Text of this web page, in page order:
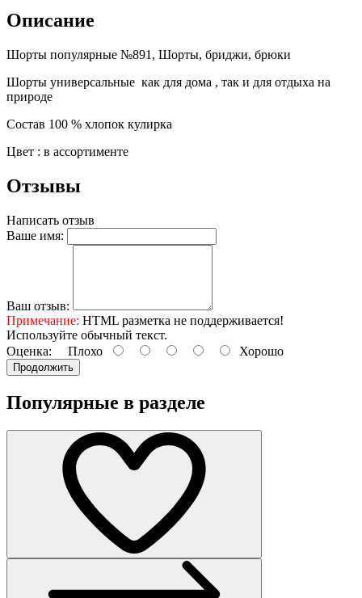
Описание
Шорты популярные №891, Шорты, бриджи, брюки
Шорты универсальные как для дома , так и для отдыха на
природе
Состав 100 % хлопок кулирка
Цвет : в ассортименте
Отзывы
Написать отзыв
Ваше имя:
Ваш отзыв:
Примечание: HTML разметка не поддерживается!
Используйте обычный текст.
Оценка: Плохо Хорошо
Продолжить
Популярные в разделе